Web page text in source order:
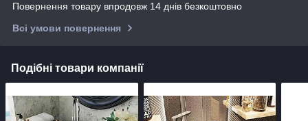
Повернення товару впродовж 14 днів безкоштовно
Всі умови повернення
Подібні товари компанії